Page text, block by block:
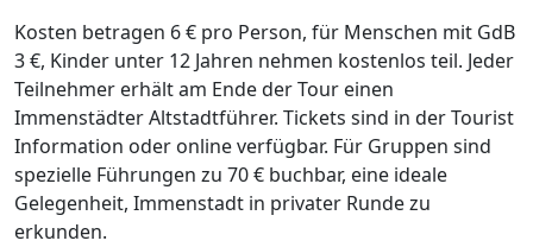
Kosten betragen 6 € pro Person, für Menschen mit GdB
3 €, Kinder unter 12 Jahren nehmen kostenlos teil. Jeder
Teilnehmer erhält am Ende der Tour einen
Immenstädter Altstadtführer. Tickets sind in der Tourist
Information oder online verfügbar. Für Gruppen sind
spezielle Führungen zu 70 € buchbar, eine ideale
Gelegenheit, Immenstadt in privater Runde zu
erkunden.